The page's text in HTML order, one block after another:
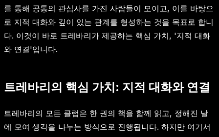
를 통해 공통의 관심사를 가진 사람들이 모이고, 이를 바탕으
로 지적 대화와 깊이 있는 관계를 형성하는 것을 목표로 합니
다. 이것이 바로 트레바리가 제공하는 핵심 가치, '지적 대화
와 연결'입니다.
트레바리의 핵심 가치: 지적 대화와 연결
트레바리의 모든 클럽은 한 권의 책을 함께 읽고, 정해진 날
에 모여 생각을 나누는 방식으로 진행됩니다. 하지만 여기서